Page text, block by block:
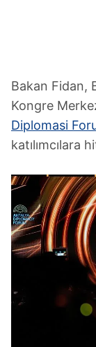
Bakan Fidan,
Kongre
Diplomasi
katılımcılara